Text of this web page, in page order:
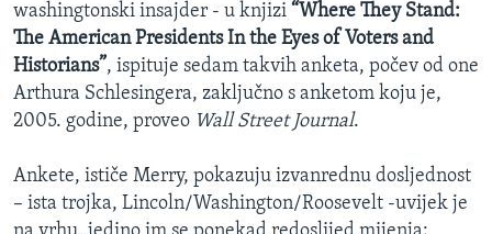
washingtonski insajder - u knjizi “Where They Stand:
The American Presidents In the Eyes of Voters and
Historians”, ispituje sedam takvih anketa, počev od one
Arthura Schlesingera, zaključno s anketom koju je,
2005. godine, proveo Wall Street Journal.
Ankete, ističe Merry, pokazuju izvanrednu dosljednost
– ista trojka, Lincoln/Washington/Roosevelt -uvijek je